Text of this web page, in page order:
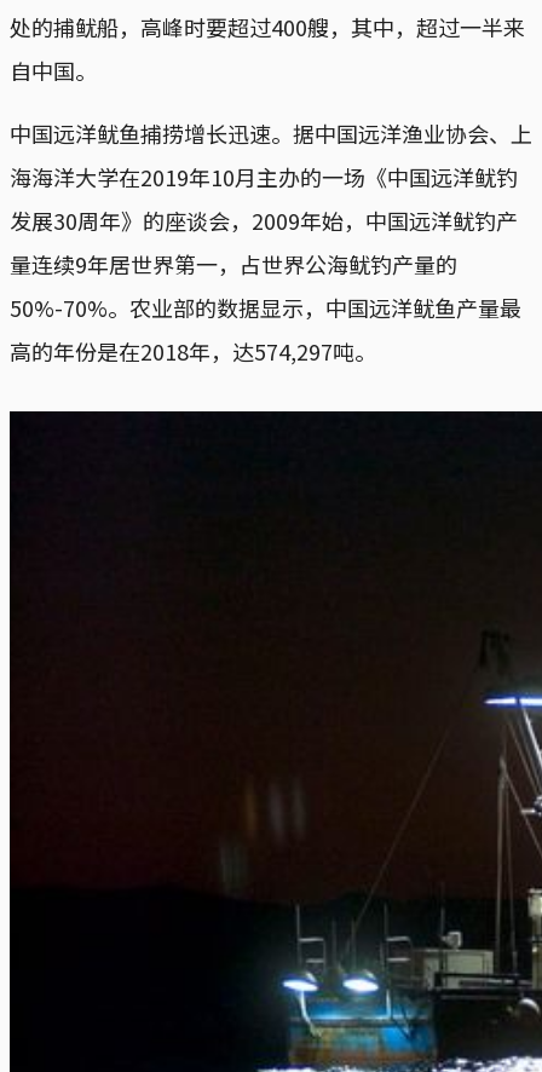
处的捕鱿船，高峰时要超过400艘，其中，超过一半来
自中国。
中国远洋鱿鱼捕捞增长迅速。据中国远洋渔业协会、上
海海洋大学在2019年10月主办的一场《中国远洋鱿钓
发展30周年》的座谈会，2009年始，中国远洋鱿钓产
量连续9年居世界第一，占世界公海鱿钓产量的
50%-70%。农业部的数据显示，中国远洋鱿鱼产量最
高的年份是在2018年，达574,297吨。